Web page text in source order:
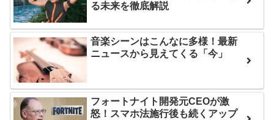
「本気で潰しにきてる」
ンが“まんまジャニーズ”とフ
ァン衝撃
互RSS
る未来を徹底解説
音楽シーンはこんなに多様！最新
ニュースから見えてくる「今」
フォートナイト開発元CEOが激
怒！スマホ法施行後も続くアップ